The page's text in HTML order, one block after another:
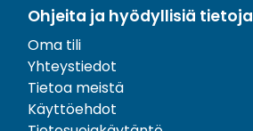
Ohjeita ja hyödyllisiä tietoja
Oma tili
Yhteystiedot
Tietoa meistä
Käyttöehdot